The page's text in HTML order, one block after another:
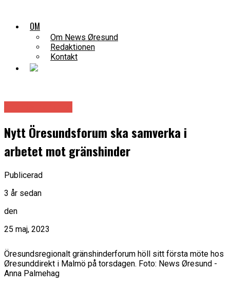
OM
Om News Øresund
Redaktionen
Kontakt
Nytt Öresundsforum ska samverka i
arbetet mot gränshinder
Publicerad
3 år sedan
den
25 maj, 2023
Öresundsregionalt gränshinderforum höll sitt första möte hos
Øresunddirekt i Malmö på torsdagen. Foto: News Øresund -
Anna Palmehag